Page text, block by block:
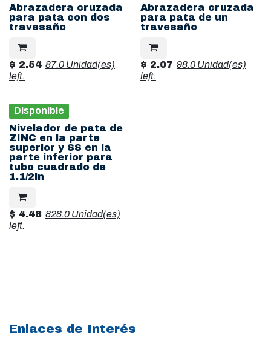
Abrazadera cruzada
para pata con dos
travesaño
$ 2.54 87.0 Unidad(es)
left.
Abrazadera cruzada
para pata de un
travesaño
$ 2.07 98.0 Unidad(es)
left.
Disponible
Nivelador de pata de
ZINC en la parte
superior y SS en la
parte inferior para
tubo cuadrado de
1.1/2in
$ 4.48 828.0 Unidad(es)
left.
Enlaces de Interés